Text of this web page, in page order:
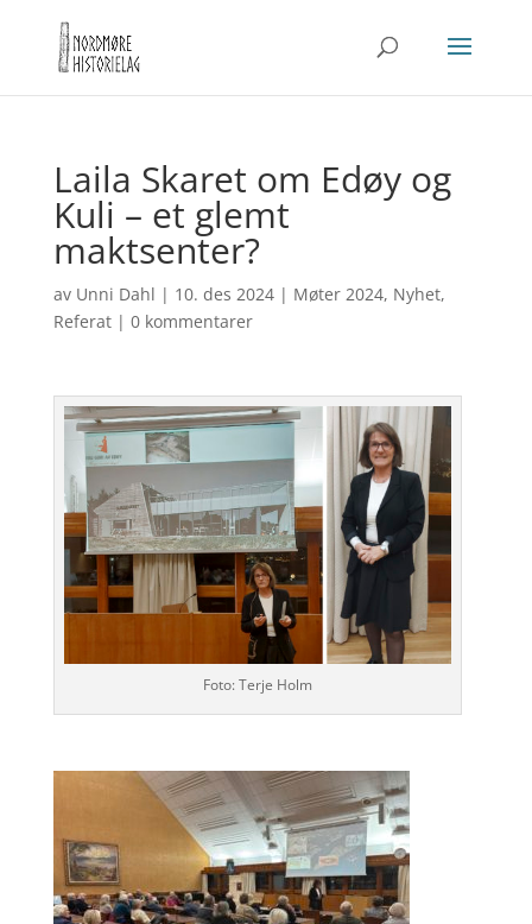
Laila Skaret om Edøy og
Kuli – et glemt
maktsenter?
av Unni Dahl | 10. des 2024| Møter 2024, Nyhet,
Referat| 0 kommentarer
Foto: Terje Holm